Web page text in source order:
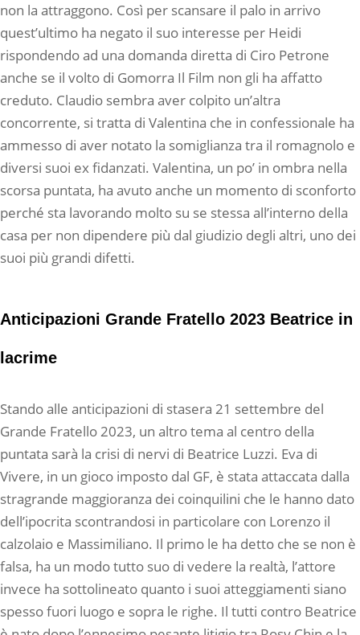
non la attraggono. Così per scansare il palo in arrivo
quest’ultimo ha negato il suo interesse per Heidi
rispondendo ad una domanda diretta di Ciro Petrone
anche se il volto di Gomorra Il Film non gli ha affatto
creduto. Claudio sembra aver colpito un’altra
concorrente, si tratta di Valentina che in confessionale ha
ammesso di aver notato la somiglianza tra il romagnolo e
diversi suoi ex fidanzati. Valentina, un po’ in ombra nella
scorsa puntata, ha avuto anche un momento di sconforto
perché sta lavorando molto su se stessa all’interno della
casa per non dipendere più dal giudizio degli altri, uno dei
suoi più grandi difetti.
Anticipazioni Grande Fratello 2023 Beatrice in
lacrime
Stando alle anticipazioni di stasera 21 settembre del
Grande Fratello 2023, un altro tema al centro della
puntata sarà la crisi di nervi di Beatrice Luzzi. Eva di
Vivere, in un gioco imposto dal GF, è stata attaccata dalla
stragrande maggioranza dei coinquilini che le hanno dato
dell’ipocrita scontrandosi in particolare con Lorenzo il
calzolaio e Massimiliano. Il primo le ha detto che se non è
falsa, ha un modo tutto suo di vedere la realtà, l’attore
invece ha sottolineato quanto i suoi atteggiamenti siano
spesso fuori luogo e sopra le righe. Il tutti contro Beatrice